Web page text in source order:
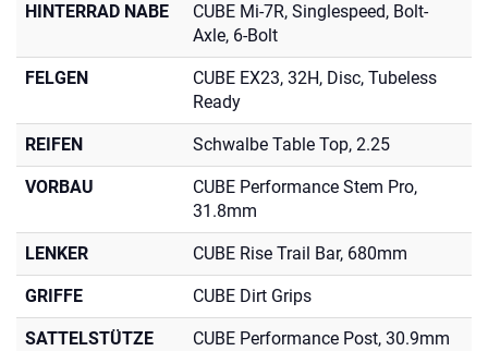
HINTERRAD NABE
CUBE Mi-7R, Singlespeed, Bolt-
Axle, 6-Bolt
FELGEN
CUBE EX23, 32H, Disc, Tubeless
Ready
REIFEN Schwalbe Table Top, 2.25
VORBAU
CUBE Performance Stem Pro,
31.8mm
LENKER CUBE Rise Trail Bar, 680mm
GRIFFE CUBE Dirt Grips
SATTELSTÜTZE CUBE Performance Post, 30.9mm